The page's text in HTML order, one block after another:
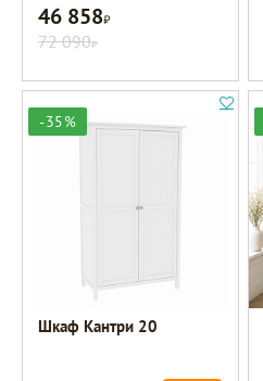
46 858Р
72 090Р
-35%
Шкаф Кантри 20